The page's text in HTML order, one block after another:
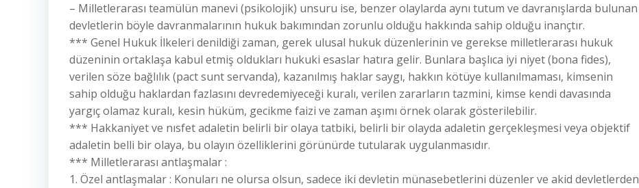
– Milletlerarası teamülün manevi (psikolojik) unsuru ise, benzer olaylarda aynı tutum ve davranışlarda bulunan
devletlerin böyle davranmalarının hukuk bakımından zorunlu olduğu hakkında sahip olduğu inançtır.
*** Genel Hukuk İlkeleri denildiği zaman, gerek ulusal hukuk düzenlerinin ve gerekse milletlerarası hukuk
düzeninin ortaklaşa kabul etmiş oldukları hukuki esaslar hatıra gelir. Bunlara başlıca iyi niyet (bona fides),
verilen söze bağlılık (pact sunt servanda), kazanılmış haklar saygı, hakkın kötüye kullanılmaması, kimsenin
sahip olduğu haklardan fazlasını devredemiyeceği kuralı, verilen zararların tazmini, kimse kendi davasında
yargıç olamaz kuralı, kesin hüküm, gecikme faizi ve zaman aşımı örnek olarak gösterilebilir.
*** Hakkaniyet ve nısfet adaletin belirli bir olaya tatbiki, belirli bir olayda adaletin gerçekleşmesi veya objektif
adaletin belli bir olaya, bu olayın özelliklerini görünürde tutularak uygulanmasıdır.
*** Milletlerarası antlaşmalar :
1. Özel antlaşmalar : Konuları ne olursa olsun, sadece iki devletin münasebetlerini düzenler ve akid devletlerden